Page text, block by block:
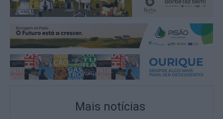
Mais notícias